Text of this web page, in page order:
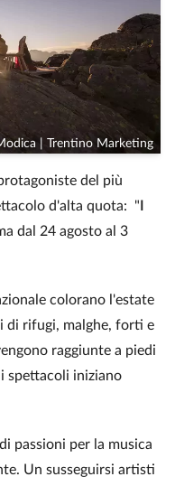
| Trentino Marketing
del più
d'alta quota: "
dal 24 agosto al 3
colorano l'estate
di rifugi, malghe, forti e
raggiunte a piedi
spettacoli iniziano
passioni per la musica
Un susseguirsi artisti